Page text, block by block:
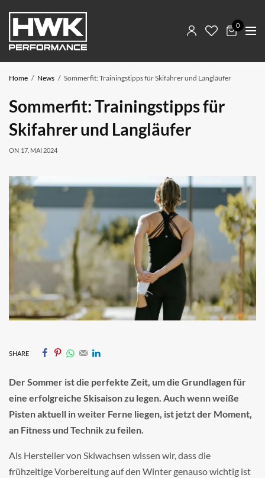
0
Home News Sommerfit: Trainingstipps für Skifahrer und Langläufer
Sommerfit: Trainingstipps für
Skifahrer und Langläufer
ON 17. MAI 2024
SHARE
Der Sommer ist die perfekte Zeit, um die Grundlagen für
eine erfolgreiche Skisaison zu legen. Auch wenn weiße
Pisten aktuell in weiter Ferne liegen, ist jetzt der Moment,
an Fitness und Technik zu feilen.
Als Hersteller von Skiwachsen wissen wir, dass die
frühzeitige Vorbereitung auf den Winter genauso wichtig ist